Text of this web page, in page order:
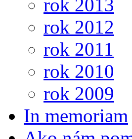
rok 2013
rok 2012
rok 2011
rok 2010
rok 2009
In memoriam